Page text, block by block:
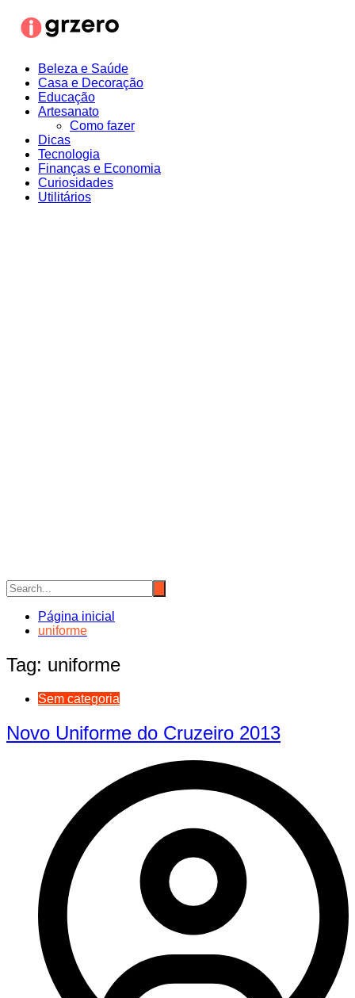
para
Beleza e Saúde
Casa e Decoração
Educação
Artesanato
Como fazer
Dicas
Tecnologia
Finanças e Economia
Curiosidades
Utilitários
Página inicial
uniforme
Tag: uniforme
Sem categoria
Novo Uniforme do Cruzeiro 2013